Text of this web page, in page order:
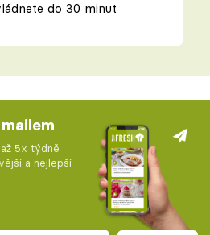
do 30 minut
5x týdně
a nejlepší